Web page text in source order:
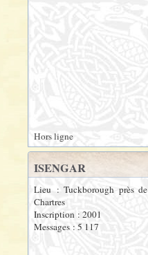
Hors ligne
ISENGAR
Lieu : Tuckborough près de
Chartres
Inscription : 2001
Messages : 5 117